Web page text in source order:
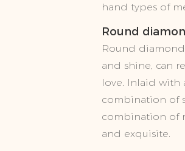
hand types of
Round
Round
and shine, can
love. Inlaid with
combination of
combination of
and exquisite.